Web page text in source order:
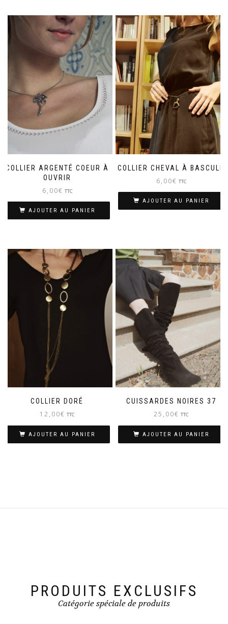
COLLIER ARGENTÉ COEUR À
OUVRIR
6,00€ TTC
AJOUTER AU PANIER
COLLIER CHEVAL À BASCULE
6,00€ TTC
AJOUTER AU PANIER
COLLIER DORÉ
12,00€ TTC
AJOUTER AU PANIER
CUISSARDES NOIRES 37
25,00€ TTC
AJOUTER AU PANIER
PRODUITS EXCLUSIFS
Catégorie spéciale de produits